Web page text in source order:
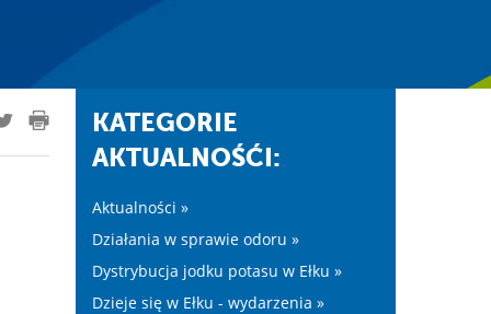
KATEGORIE
AKTUALNOŚĆI:
Aktualności »
Działania w sprawie odoru »
Dystrybucja jodku potasu w Ełku »
Dzieje się w Ełku - wydarzenia »